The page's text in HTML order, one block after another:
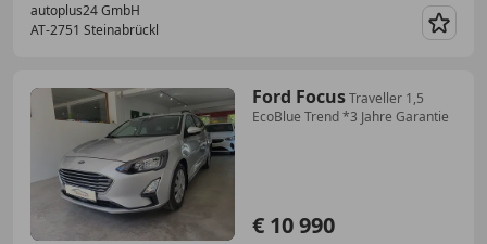
autoplus24 GmbH
AT-2751 Steinabrückl
Ford FocusTraveller 1,5
EcoBlue Trend *3 Jahre Garantie
€ 10 990